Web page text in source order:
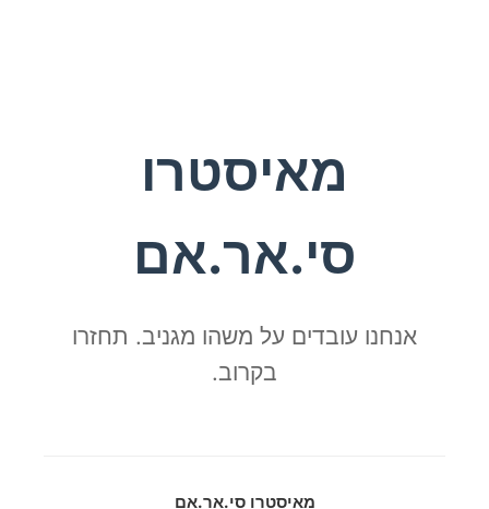
מאיסטרו
סי.אר.אם
אנחנו עובדים על משהו מגניב. תחזרו
בקרוב.
מאיסטרו סי.אר.אם